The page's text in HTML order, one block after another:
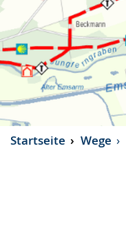
Startseite Wege